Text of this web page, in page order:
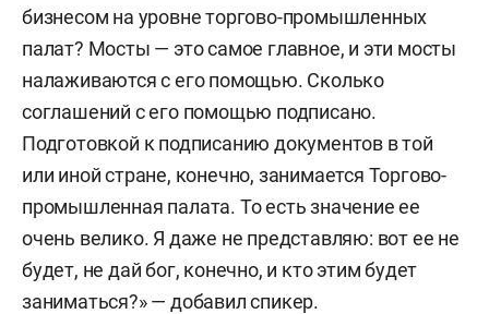
бизнесом на уровне торгово-промышленных
палат? Мосты — это самое главное, и эти мосты
налаживаются с его помощью. Сколько
соглашений с его помощью подписано.
Подготовкой к подписанию документов в той
или иной стране, конечно, занимается Торгово-
промышленная палата. То есть значение ее
очень велико. Я даже не представляю: вот ее не
будет, не дай бог, конечно, и кто этим будет
заниматься?» — добавил спикер.